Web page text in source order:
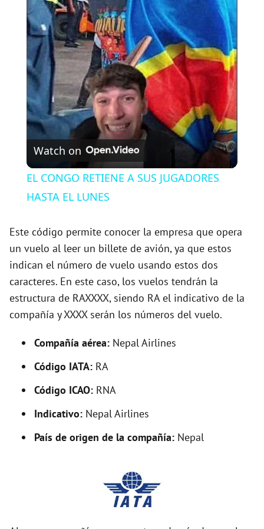
l
a
y
V
i
e
o
Watch on
EL CONGO RETIENE A SUS JUGADORES
HASTA EL LUNES
Este código permite conocer la empresa que opera
un vuelo al leer un billete de avión, ya que estos
indican el número de vuelo usando estos dos
caracteres. En este caso, los vuelos tendrán la
estructura de RAXXXX, siendo RA el indicativo de la
compañía y XXXX serán los números del vuelo.
Compañía aérea: Nepal Airlines
Código IATA: RA
Código ICAO: RNA
Indicativo: Nepal Airlines
País de origen de la compañía: Nepal